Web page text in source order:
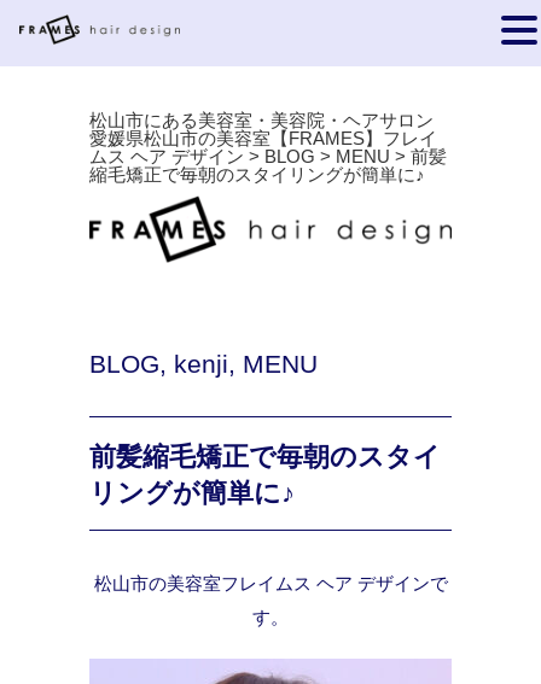
松山市にある美容室・美容院・ヘアサロン
愛媛県松山市の美容室【FRAMES】フレイ
ムス ヘア デザイン > BLOG > MENU > 前髪
縮毛矯正で毎朝のスタイリングが簡単に♪
BLOG, kenji, MENU
前髪縮毛矯正で毎朝のスタイ
リングが簡単に♪
松山市の美容室フレイムス ヘア デザインで
す。